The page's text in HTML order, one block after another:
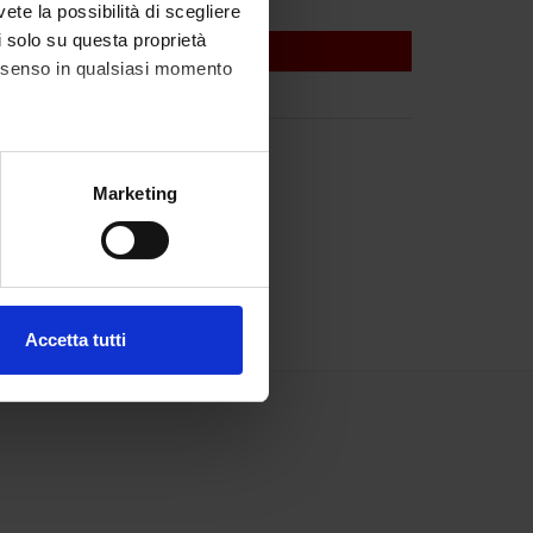
la possibilità di scegliere
su questa proprietà
in qualsiasi momento
metro,Marketing
Accetta tutti